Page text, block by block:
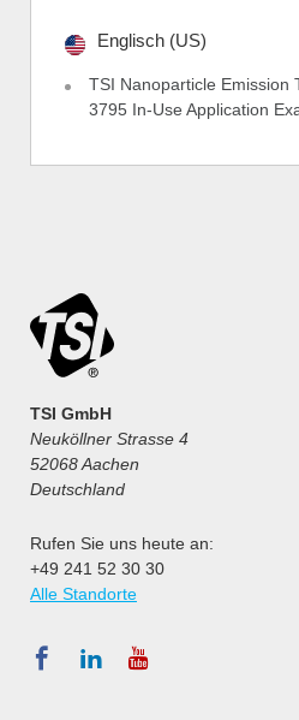
Englisch (US)
TSI Nanoparticle Emission
3795 In-Use Application
TSI GmbH
Neuköllner Strasse 4
52068 Aachen
Deutschland
Rufen Sie uns heute an:
+49 241 52 30 30
Alle Standorte